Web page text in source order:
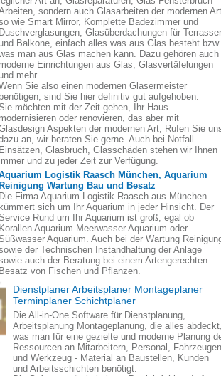
sondern auch Glasarbeiten der modernen
wie Smart Mirror, Komplette Badezimmer und
Duschverglasungen, Glasüberdachungen für
und Balkone, einfach alles was aus Glas besteht bzw.
man aus Glas machen kann. Dazu gehören auch
moderne Einrichtungen aus Glas, Glasvertäfelungen
und mehr.
Sie also einen modernen Glasermeister
benötigen, sind Sie hier definitiv gut aufgehoben.
möchten mit der Zeit gehen, Ihr Haus
modernisieren oder renovieren, das aber mit
Aspekten der modernen Art, Rufen Sie
an, wir beraten Sie gerne. Auch bei Notfall
Einsätzen, Glasbruch, Glasschäden stehen wir Ihnen
immer und zu jeder Zeit zur Verfügung.
Logistik Raasch München, Aquarium
Reinigung Wartung Bau und Besatz
Die Firma Aquarium Logistik Raasch aus München
kümmert sich um Ihr Aquarium in jeder Hinsicht. Der
Rund um Ihr Aquarium ist groß, egal ob
Korallen Aquarium Meerwasser Aquarium oder
Aquarium. Auch bei der Wartung
der Technischen Instandhaltung der Anlage
auch der Beratung bei einem Artengerechten
Besatz von Fischen und Pflanzen.
Dienstplaner Arbeitsplaner Montageplaner
Terminplaner Schichtplaner
Die All-in-One Software für Dienstplanung,
Arbeitsplanung Montageplanung, die alles
was man für eine gezielte und moderne Planung
Ressourcen an Mitarbeitern, Personal, Fahrzeugen
und Werkzeug - Material an Baustellen, Kunden
und Arbeitsschichten benötigt.